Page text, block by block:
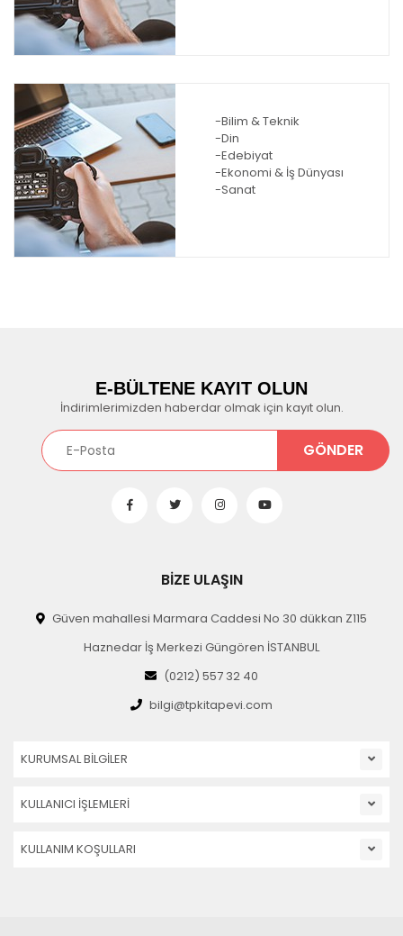
-Bilim & Teknik
-Din
-Edebiyat
-Ekonomi & İş Dünyası
-Sanat
E-BÜLTENE KAYIT OLUN
İndirimlerimizden haberdar olmak için kayıt olun.
BİZE ULAŞIN
Güven mahallesi Marmara Caddesi No 30 dükkan Z115
Haznedar İş Merkezi Güngören İSTANBUL
(0212) 557 32 40
bilgi@tpkitapevi.com
KURUMSAL BİLGİLER
KULLANICI İŞLEMLERİ
KULLANIM KOŞULLARI